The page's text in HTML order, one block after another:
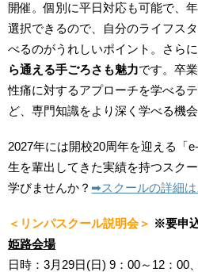
開催。個別に平日対応も可能で、
選択できるので、自分のライフス
べるのがうれしいポイント。さらに
ら通える手ごろさも魅力です。卒
性痛に対するアプローチを学べる
ど、専門知識をより深く学べる機
2027年には開校20周年を迎える「
生を輩出してきた実績を持つスク
学びませんか？➡︎スクールの詳細
＜リンパスクール説明会＞ ※要申
姫路会場
日時：3月29日(日) 9 ：00～12：00